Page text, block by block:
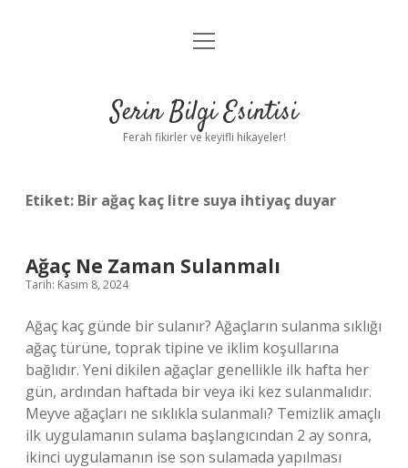
Anasayfa
Yasal Uyarı
menüyü
Serin Bilgi Esintisi
Ferah fikirler ve keyifli hikayeler!
Etiket: Bir ağaç kaç litre suya ihtiyaç duyar
Ağaç Ne Zaman Sulanmalı
Tarih: Kasım 8, 2024
Ağaç kaç günde bir sulanır? Ağaçların sulanma sıklığı
ağaç türüne, toprak tipine ve iklim koşullarına
bağlıdır. Yeni dikilen ağaçlar genellikle ilk hafta her
gün, ardından haftada bir veya iki kez sulanmalıdır.
Meyve ağaçları ne sıklıkla sulanmalı? Temizlik amaçlı
ilk uygulamanın sulama başlangıcından 2 ay sonra,
ikinci uygulamanın ise son sulamada yapılması